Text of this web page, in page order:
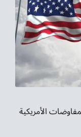
الأمريكية